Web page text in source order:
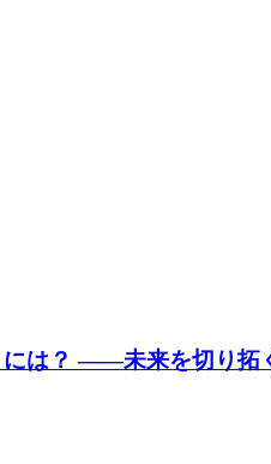
は？ ――未来を切り拓